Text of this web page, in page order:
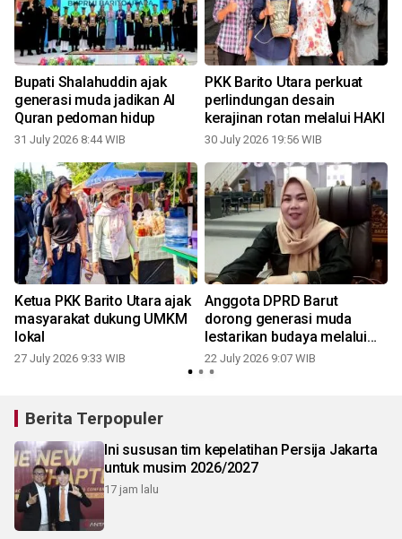
Bupati Shalahuddin ajak
generasi muda jadikan Al
Quran pedoman hidup
31 July 2026 8:44 WIB
PKK Barito Utara perkuat
perlindungan desain
kerajinan rotan melalui HAKI
30 July 2026 19:56 WIB
Ketua PKK Barito Utara ajak
masyarakat dukung UMKM
lokal
27 July 2026 9:33 WIB
Anggota DPRD Barut
dorong generasi muda
lestarikan budaya melalui
lomba desain batik digital
22 July 2026 9:07 WIB
Berita Terpopuler
Ini sususan tim kepelatihan Persija Jakarta
untuk musim 2026/2027
17 jam lalu